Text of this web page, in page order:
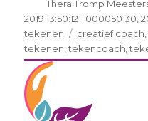
Auteur
Thera Tromp
2019 13:50:12 +000050 30,
tekenen
Tags
creatief coach
tekenen ,tekencoach ,